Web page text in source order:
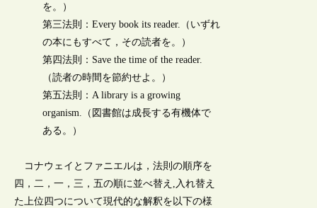
を。）
第三法則：Every book its reader.（いずれ
の本にもすべて，その読者を。）
第四法則：Save the time of the reader.
（読者の時間を節約せよ。）
第五法則：A library is a growing
organism.（図書館は成長する有機体で
ある。）
コナウェイとファニエルは，法則の順序を
四，二，一，三，五の順に並べ替え,入れ替え
た上位四つについて現代的な解釈を以下の様